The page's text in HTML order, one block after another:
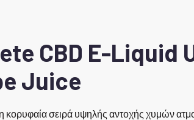
CBD E-
Juice
η κορυφαία σειρά υψηλής αντοχής χυμών